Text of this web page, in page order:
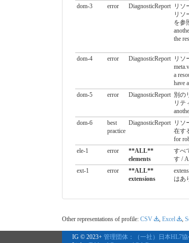
dom-3 error DiagnosticReport リソ
リソ
を参
the
dom-4
error DiagnosticReport リソ
a
have
dom-5 error DiagnosticReport 別の
リテ
dom-6
best
practice
DiagnosticReport リソ
在す
for
ele-1 error
**ALL**
elements
すべ
す /
ext-1 error
**ALL**
extensions
はあ
Other representations of profile: CSV , Excel ,
IG © 2023+ 管理団体：（一社）日本HL7